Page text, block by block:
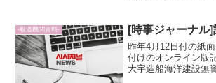
の日の集会は、新東
ルタイムで中継...
-報道機関資料- [時事ジャーナル
昨年4月12日付の紙
付けのオンライン版
大宇造船海洋建設無